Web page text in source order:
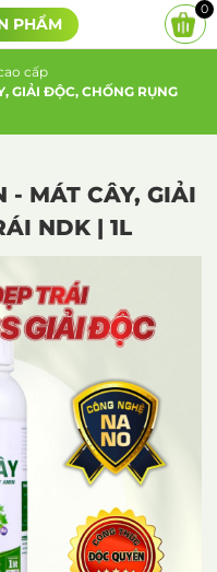
PHẨM
0
cấp
GIẢI ĐỘC, CHỐNG RỤNG
- MÁT CÂY, GIẢI
NDK | 1L